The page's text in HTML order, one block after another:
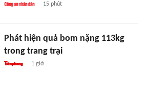
15 phút
Phát hiện quả bom nặng 113kg
trong trang trại
1 giờ